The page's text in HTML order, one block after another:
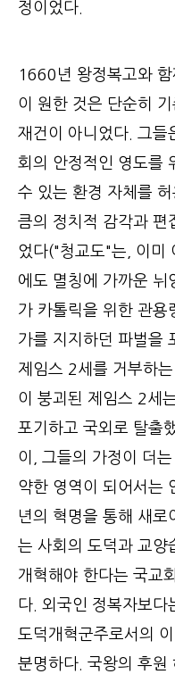
정이었다.
1660년 왕정복고와
이 원한 것은 단순히
재건이 아니었다. 그들
회의 안정적인 영도를
수 있는 환경 자체를
큼의 정치적 감각과 편
었다("청교도"는, 이미
에도 멸칭에 가까운 뉘
가 카톨릭을 위한 관용
가를 지지하던 파벌을
제임스 2세를 거부하
이 붕괴된 제임스 2세
포기하고 국외로 탈출
이, 그들의 가정이 더
약한 영역이 되어서는
년의 혁명을 통해 새
는 사회의 도덕과 교
개혁해야 한다는 국교
다. 외국인 정복자보다
도덕개혁군주로서의
분명하다. 국왕의 후원